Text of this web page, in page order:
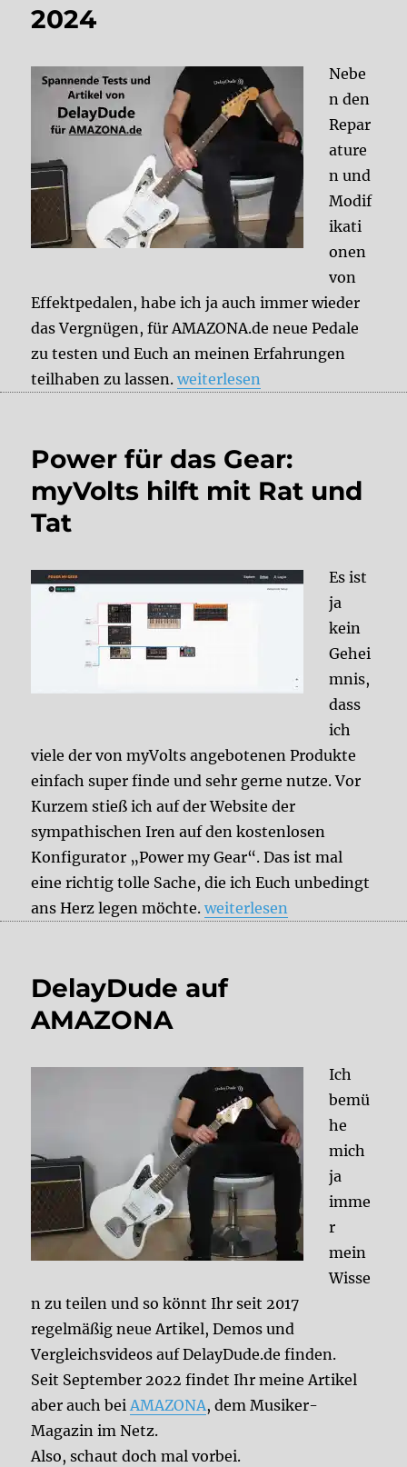
2024
Nebe
n den
Repar
ature
n und
Modif
ikati
onen
von
Effektpedalen, habe ich ja auch immer wieder
das Vergnügen, für AMAZONA.de neue Pedale
zu testen und Euch an meinen Erfahrungen
teilhaben zu lassen.„Aktuelle DelayDude-Tests
weiterlesen
Power für das Gear:
myVolts hilft mit Rat und
Tat
Es ist
ja
kein
Gehei
mnis,
dass
ich
viele der von myVolts angebotenen Produkte
einfach super finde und sehr gerne nutze. Vor
Kurzem stieß ich auf der Website der
sympathischen Iren auf den kostenlosen
Konfigurator „Power my Gear“. Das ist mal
eine richtig tolle Sache, die ich Euch unbedingt
ans Herz legen möchte.„Power für das Gear:
weiterlesen
DelayDude auf
AMAZONA
Ich
bemü
he
mich
ja
imme
r
mein
Wisse
n zu teilen und so könnt Ihr seit 2017
regelmäßig neue Artikel, Demos und
Vergleichsvideos auf DelayDude.de finden.
Seit September 2022 findet Ihr meine Artikel
aber auch beiAMAZONA, dem Musiker-
Magazin im Netz.
Also, schaut doch mal vorbei.